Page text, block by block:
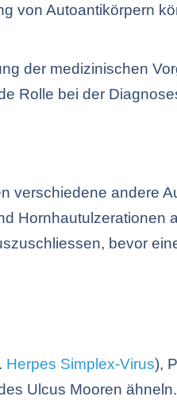
von Autoantikörpern
der medizinischen
Rolle bei der
verschiedene andere
Hornhautulzerationen
bevor
Herpes Simplex-Virus),
Ulcus Mooren